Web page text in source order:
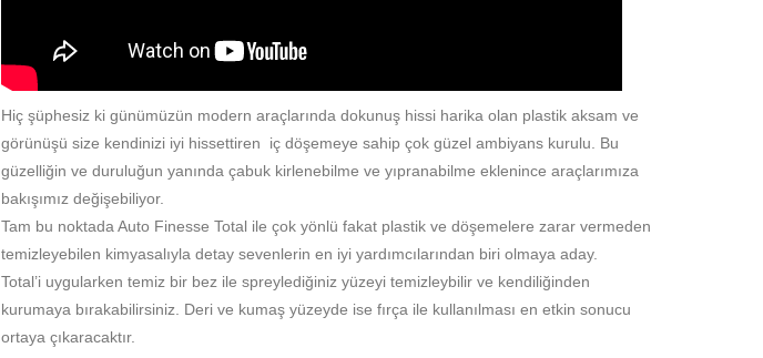
Hiç şüphesiz ki günümüzün modern araçlarında dokunuş hissi harika olan plastik aksam ve
görünüşü size kendinizi iyi hissettiren iç döşemeye sahip çok güzel ambiyans kurulu. Bu
güzelliğin ve duruluğun yanında çabuk kirlenebilme ve yıpranabilme eklenince araçlarımıza
bakışımız değişebiliyor.
Tam bu noktada Auto Finesse Total ile çok yönlü fakat plastik ve döşemelere zarar vermeden
temizleyebilen kimyasalıyla detay sevenlerin en iyi yardımcılarından biri olmaya aday.
Total’i uygularken temiz bir bez ile spreylediğiniz yüzeyi temizleybilir ve kendiliğinden
kurumaya bırakabilirsiniz. Deri ve kumaş yüzeyde ise fırça ile kullanılması en etkin sonucu
ortaya çıkaracaktır.